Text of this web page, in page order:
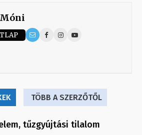
TÖBB A SZERZŐTŐL
tűzgyújtási tilalom